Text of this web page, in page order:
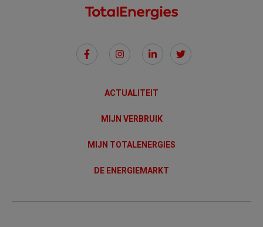
Social
Links
ACTUALITEIT
MIJN VERBRUIK
MIJN TOTALENERGIES
DE ENERGIEMARKT